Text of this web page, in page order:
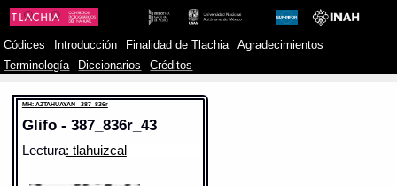
Códices Introducción Finalidad de Tlachia
Agradecimientos
Terminología
Diccionarios Créditos
MH: AZTAHUAYAN - 387_836r
Glifo - 387_836r_43
Lectura: tlahuizcal